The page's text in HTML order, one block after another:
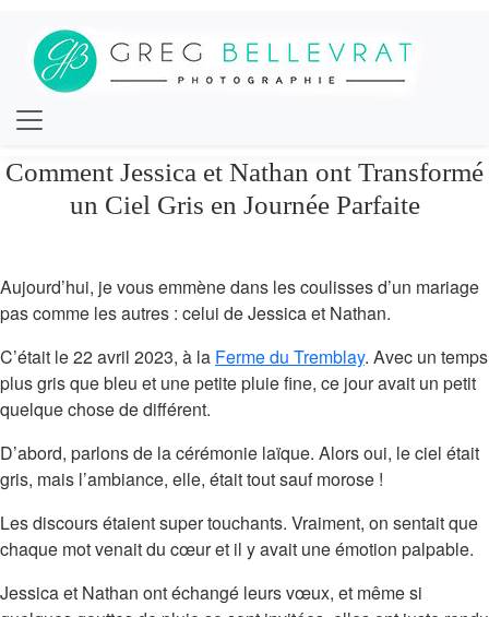
Comment Jessica et Nathan ont Transformé
un Ciel Gris en Journée Parfaite
Aujourd’hui, je vous emmène dans les coulisses d’un mariage
pas comme les autres : celui de Jessica et Nathan.
C’était le 22 avril 2023, à la Ferme du Tremblay. Avec un temps
plus gris que bleu et une petite pluie fine, ce jour avait un petit
quelque chose de différent.
D’abord, parlons de la cérémonie laïque. Alors oui, le ciel était
gris, mais l’ambiance, elle, était tout sauf morose !
Les discours étaient super touchants. Vraiment, on sentait que
chaque mot venait du cœur et il y avait une émotion palpable.
Jessica et Nathan ont échangé leurs vœux, et même si